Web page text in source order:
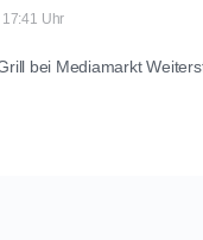
Uhr
bei Mediamarkt